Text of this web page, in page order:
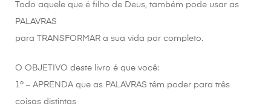
Todo aquele que é filho de Deus, também pode usar as
PALAVRAS
para TRANSFORMAR a sua vida por completo.
O OBJETIVO deste livro é que você:
1º – APRENDA que as PALAVRAS têm poder para três
coisas distintas